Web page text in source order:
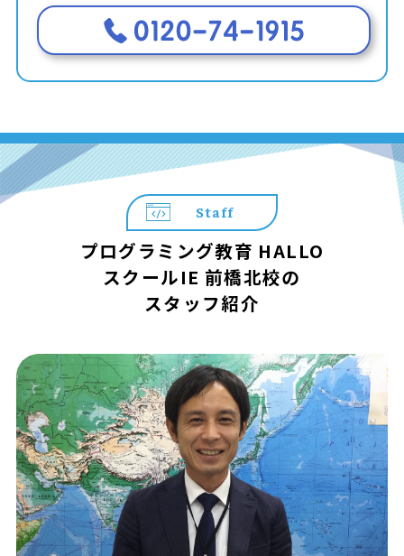
Staff
プログラミング教育 HALLO
スクールIE 前橋北校の
スタッフ紹介